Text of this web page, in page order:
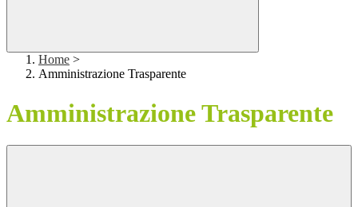
Home >
Amministrazione Trasparente
Amministrazione Trasparente